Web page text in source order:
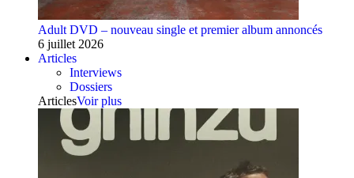
Adult DVD – nouveau single et premier album annoncés
6 juillet 2026
Articles
Interviews
Dossiers
ArticlesVoir plus